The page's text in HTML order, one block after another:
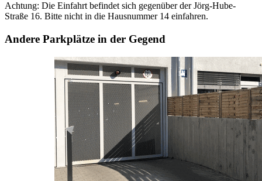
Achtung: Die Einfahrt befindet sich gegenüber der Jörg-Hube-
Straße 16. Bitte nicht in die Hausnummer 14 einfahren.
Andere Parkplätze in der Gegend